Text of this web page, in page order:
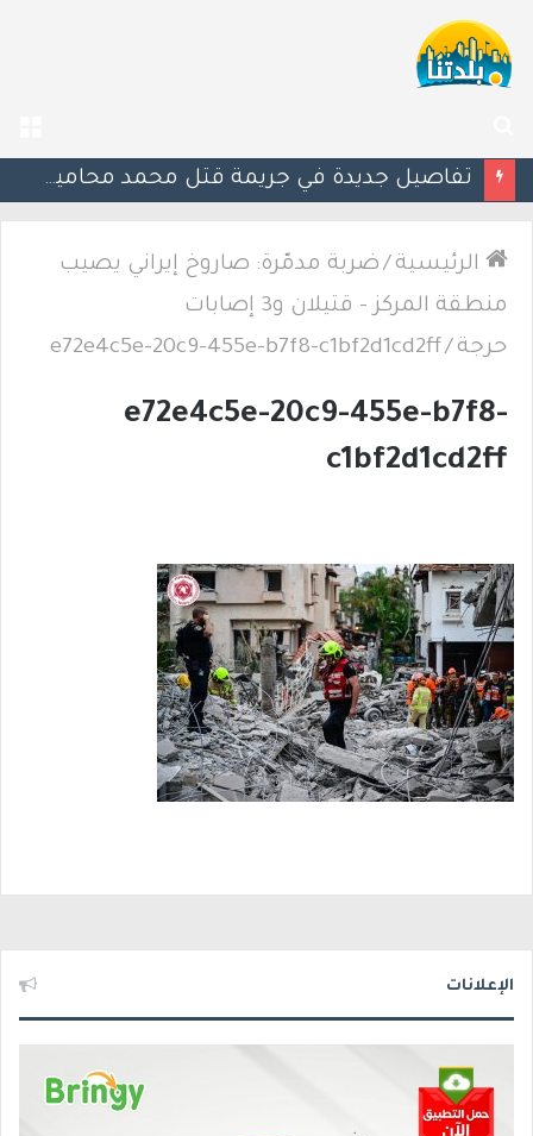
عن
تفاصيل جديدة في جريمة قتل محمد محاميد: كمين قرب مخبز وإطلاق 9 رصاصات
الرئيسية / ضربة مدمّرة: صاروخ إيراني يصيب
منطقة المركز – قتيلان و3 إصابات
حرجة /
e72e4c5e-20c9-455e-b7f8-c1bf2d1cd2ff
e72e4c5e-20c9-455e-b7f8-
c1bf2d1cd2ff
الإعلانات